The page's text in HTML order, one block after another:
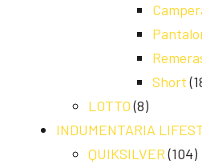
Short
LOTTO (8)
INDUMENTARIA
QUIKSILVER (104)